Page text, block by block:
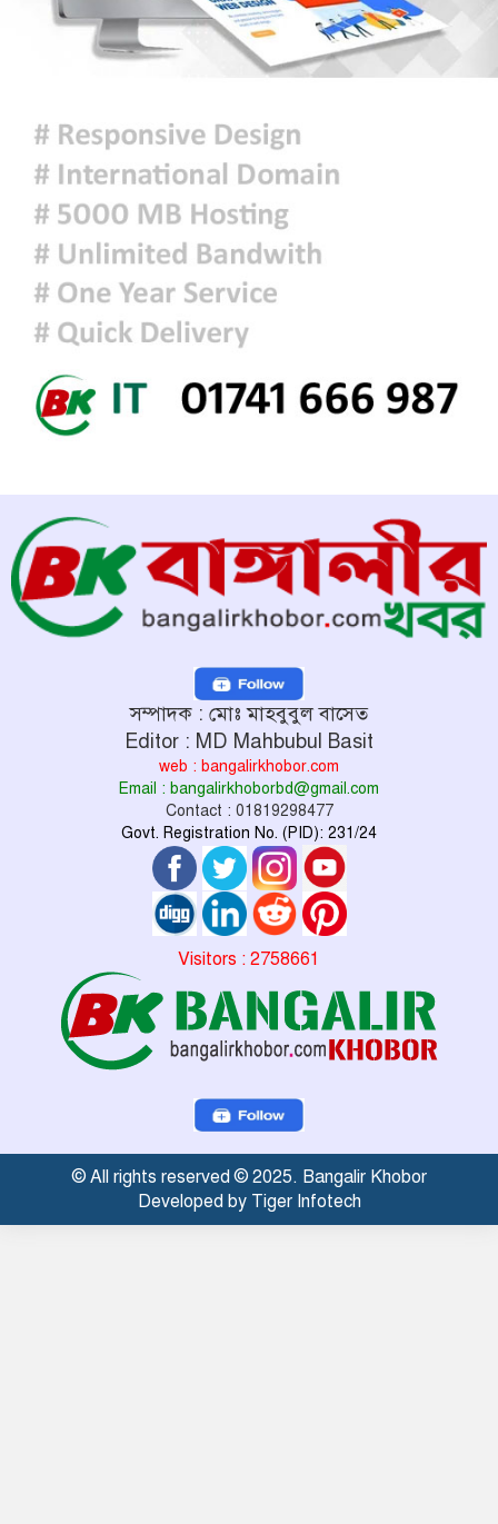
ঢাকায় হালকা বৃষ্টি হতে পারে, দেশের
কোথাও কোথাও মাঝারি থেকে ভারী
বর্ষণের সম্ভাবনা
প্রধানমন্ত্রীকে বরণে প্রস্তুত চট্টগ্রাম,
নেতাকর্মীরা উজ্জীবিত
দিল্লির সংবাদ সম্মেলনে শেখ হাসিনার
ভার্চ্যুয়াল বক্তব্যে ভারতের সমর্থন নেই:
জয়সওয়াল
সম্পাদক : মোঃ মাহবুবুল বাসেত
Editor : MD Mahbubul Basit
web : bangalirkhobor.com
Email : bangalirkhoborbd@gmail.com
Contact : 01819298477
Govt. Registration No. (PID): 231/24
Visitors : 2758661
© All rights reserved © 2025. Bangalir Khobor
Developed by Tiger Infotech